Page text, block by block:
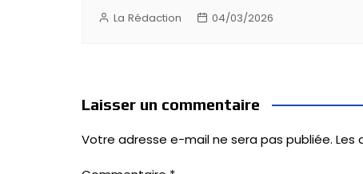
La Rédaction 04/03/2026
Laisser un commentaire
Votre adresse e-mail ne sera pas publiée. Les